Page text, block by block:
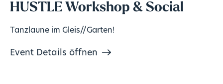
HUSTLE Workshop & Social
Tanzlaune im Gleis//Garten!
Event Details öffnen